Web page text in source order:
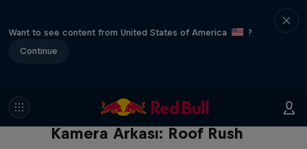
Want to see content from United States of America
?
Continue
Kamera Arkası: Roof Rush